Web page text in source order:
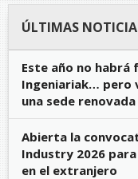
ÚLTIMAS
Este año no habrá
Ingeniariak… pero
una sede renovada
Abierta la
Industry 2026
en el extranjero